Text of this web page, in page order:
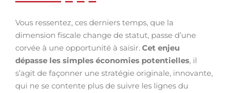
Vous ressentez, ces derniers temps, que la
dimension fiscale change de statut, passe d’une
corvée à une opportunité à saisir. Cet enjeu
dépasse les simples économies potentielles, il
s’agit de façonner une stratégie originale, innovante,
qui ne se contente plus de suivre les lignes du